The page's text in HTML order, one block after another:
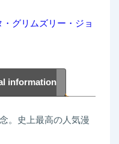
・グリムズリー・ジョ
information
。史上最高の人気漫